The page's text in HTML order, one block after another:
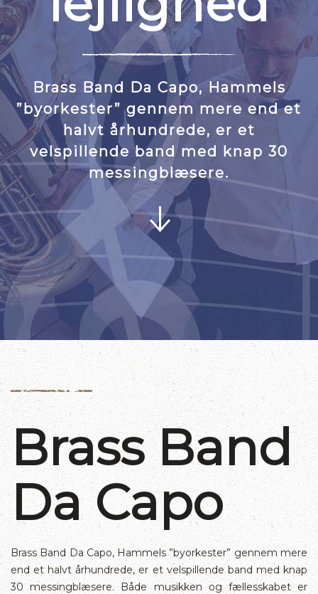
Brass Band Da Capo, Hammels
”byorkester” gennem mere end et
halvt århundrede, er et
velspillende band med knap 30
messingblæsere.
Brass Band
Da Capo
Brass Band Da Capo, Hammels ”byorkester” gennem mere
end et halvt århundrede, er et velspillende band med knap
30 messingblæsere. Både musikken og fællesskabet er